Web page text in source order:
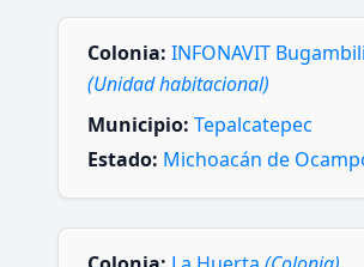
Colonia: INFONAVIT
(Unidad habitacional)
Municipio: Tepalcatepec
Estado: Michoacán de